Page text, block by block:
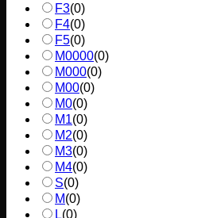
F3(0)
F4(0)
F5(0)
M0000(0)
M000(0)
M00(0)
M0(0)
M1(0)
M2(0)
M3(0)
M4(0)
S(0)
M(0)
L(0)